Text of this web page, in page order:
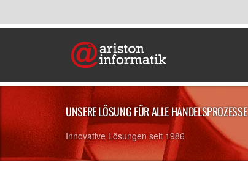
UNSERE LÖSUNG FÜR ALLE HANDELSPROZESSE
Innovative Lösungen seit 1986